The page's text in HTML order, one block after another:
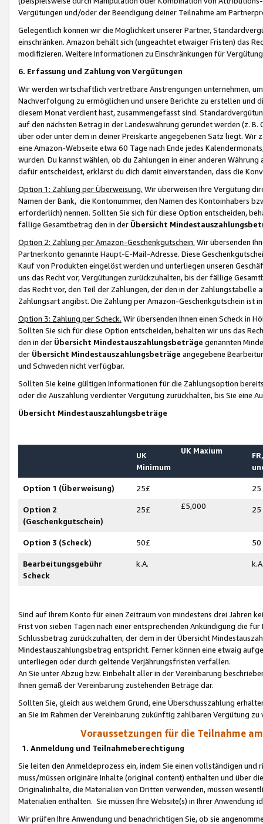
Vergütungen und/oder der Beendigung deiner Teilnahme am
Gelegentlich können wir die Möglichkeit unserer Partner,
einschränken. Amazon behält sich (ungeachtet etwaiger Fristen) das
modifizieren. Weitere Informationen zu Einschränkungen für
6. Erfassung und Zahlung von Vergütungen
Wir werden wirtschaftlich vertretbare Anstrengungen unternehmen,
Nachverfolgung zu ermöglichen und unsere Berichte zu erstellen und
diesem Monat verdient hast, zusammengefasst sind.
auf den nächsten Betrag in der Landeswährung gerundet werden (z.
über oder unter dem in deiner Preiskarte angegebenen Satz liegt.
eine Amazon-Webseite etwa 60 Tage nach Ende jedes
wurden. Du kannst wählen, ob du Zahlungen in einer anderen
dafür entscheidest, erklärst du dich damit einverstanden, dass die
Option 1: Zahlung per Überweisung. Wir überweisen Ihre Vergütung
Namen der Bank, die Kontonummer, den Namen des Kontoinhabers
erforderlich) nennen. Sollten Sie sich für diese Option entscheiden,
fällige Gesamtbetrag den in der Übersicht
Option 2: Zahlung per Amazon-Geschenkgutschein. Wir übersenden
Partnerkonto genannte Haupt-E-Mail-Adresse. Diese
Kauf von Produkten eingelöst werden und unterliegen unseren
uns das Recht vor, Vergütungen zurückzuhalten, bis der fällige
das Recht vor, den Teil der Zahlungen, der den in der
Zahlungsart angibst. Die Zahlung per Amazon-Geschenkgutschein ist
Option 3: Zahlung per Scheck. Wir übersenden Ihnen einen Scheck in
Sollten Sie sich für diese Option entscheiden, behalten wir uns das
den in der Übersicht Mindestauszahlungsbeträge genannten
der Übersicht Mindestauszahlungsbeträge angegebene
und Schweden nicht verfügbar.
Sollten Sie keine gültigen Informationen für die Zahlungsoption
oder die Auszahlung verdienter Vergütung zurückhalten, bis Sie
Übersicht Mindestauszahlungsbeträge
UK
Minimum
UK Maxium
Option 1 (Überweisung) 25£ 25
Option 2
(Geschenkgutschein)
25£ £5,000 25
Option 3 (Scheck) 50£ 50
Bearbeitungsgebühr
Scheck
k.A.
Sind auf Ihrem Konto für einen Zeitraum von mindestens drei Jahren
Frist von sieben Tagen nach einer entsprechenden Ankündigung die
Schlussbetrag zurückzuhalten, der dem in der Übersicht
Mindestauszahlungsbetrag entspricht. Ferner können eine etwaig
unterliegen oder durch geltende Verjährungsfristen verfallen.
An Sie unter Abzug bzw. Einbehalt aller in der Vereinbarung
Ihnen gemäß der Vereinbarung zustehenden Beträge dar.
Sollten Sie, gleich aus welchem Grund, eine Überschusszahlung
an Sie im Rahmen der Vereinbarung zukünftig zahlbaren Vergütung zu
Voraussetzungen für die Teilnahme
1. Anmeldung und Teilnahmeberechtigung
Sie leiten den Anmeldeprozess ein, indem Sie einen vollständigen
muss/müssen originäre Inhalte (original content) enthalten und über
Originalinhalte, die Materialien von Dritten verwenden, müssen
Materialien enthalten. Sie müssen Ihre Website(s) in Ihrer Anwendung
Wir prüfen Ihre Anwendung und benachrichtigen Sie, ob sie